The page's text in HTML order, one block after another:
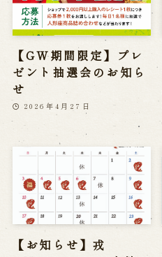
【GW期間限定】プレ
ゼント抽選会のお知ら
せ
2026年4月27日
【お知らせ】戎